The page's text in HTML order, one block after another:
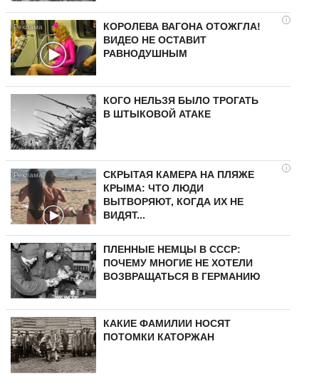
i
КОРОЛЕВА ВАГОНА ОТОЖГЛА!
ВИДЕО НЕ ОСТАВИТ
РАВНОДУШНЫМ
КОГО НЕЛЬЗЯ БЫЛО ТРОГАТЬ
В ШТЫКОВОЙ АТАКЕ
i
СКРЫТАЯ КАМЕРА НА ПЛЯЖЕ
КРЫМА: ЧТО ЛЮДИ
ВЫТВОРЯЮТ, КОГДА ИХ НЕ
ВИДЯТ...
ПЛЕННЫЕ НЕМЦЫ В СССР:
ПОЧЕМУ МНОГИЕ НЕ ХОТЕЛИ
ВОЗВРАЩАТЬСЯ В ГЕРМАНИЮ
КАКИЕ ФАМИЛИИ НОСЯТ
ПОТОМКИ КАТОРЖАН